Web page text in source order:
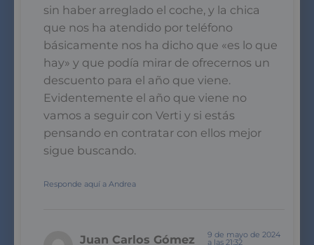
sin haber arreglado el coche, y la chica
que nos ha atendido por teléfono
básicamente nos ha dicho que «es lo que
hay» y que podía mirar de ofrecernos un
descuento para el año que viene.
Evidentemente el año que viene no
vamos a seguir con Verti y si estás
pensando en contratar con ellos mejor
sigue buscando.
Responde aquí a Andrea
Juan Carlos Gómez
9 de mayo de 2024
a las 21:32